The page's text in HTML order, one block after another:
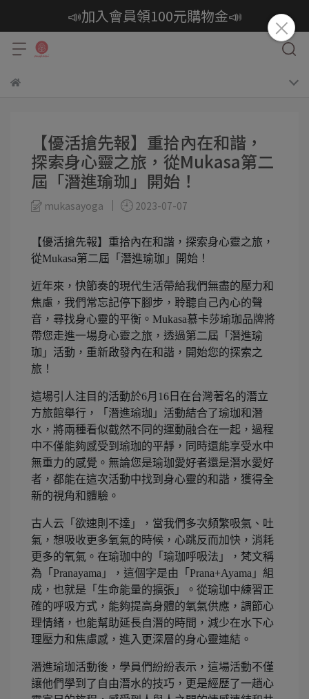
📣加入會員領100元購物金📣
【優活搶先報】重拾內在和諧，
探索身心靈之旅，從Mukasa第二
屆「潛進瑜珈」開始！
mukasayoga 2023-07-07
【優活搶先報】重拾內在和諧，探索身心靈之旅，
從Mukasa第二屆「潛進瑜珈」開始！
近年來，快節奏的現代生活帶給我們無盡的壓力和
焦慮，我們常忘記停下腳步，聆聽自己內心的聲
音，尋找身心靈的平衡。Mukasa慕卡莎瑜珈品牌將
帶您走進一場身心靈之旅，透過第二屆「潛進瑜
珈」活動，重新啟發內在和諧，開始您的探索之
旅！
這場引人注目的活動於6月16日在台灣著名的潛立
方旅館舉行，「潛進瑜珈」活動結合了瑜珈和潛
水，將兩種看似截然不同的運動融合在一起，過程
中不僅能夠感受到瑜珈的平靜，同時還能享受水中
無重力的感覺。無論您是瑜珈愛好者還是潛水愛好
者，都能在這次活動中找到身心靈的和諧，獲得全
新的視角和體驗。
古人云「欲速則不達」，當我們多次頻繁吸氣、吐
氣，想吸收更多氧氣的時候，心跳反而加快，消耗
更多的氧氣。在瑜珈中的「瑜珈呼吸法」，梵文稱
為「Pranayama」，這個字是由「Prana+Ayama」組
成，也就是「生命能量的擴張」。從瑜珈中練習正
確的呼吸方式，能夠提高身體的氧氣供應，調節心
理情緒，也能幫助延長自潛的時間，減少在水下心
理壓力和焦慮感，進入更深層的身心靈連結。
潛進瑜珈活動後，學員們紛紛表示，這場活動不僅
讓他們學到了自由潛水的技巧，更是經歷了一趟心